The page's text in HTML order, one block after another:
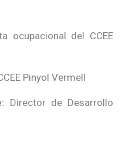
ocupacional del CCEE
Pinyol Vermell
Director de Desarrollo